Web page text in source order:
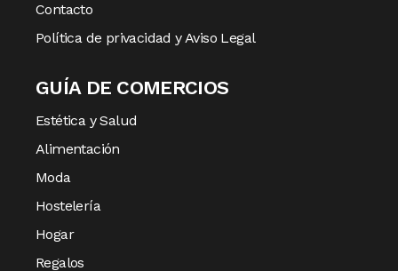
Contacto
Política de privacidad y Aviso Legal
GUÍA DE COMERCIOS
Estética y Salud
Alimentación
Moda
Hostelería
Hogar
Regalos